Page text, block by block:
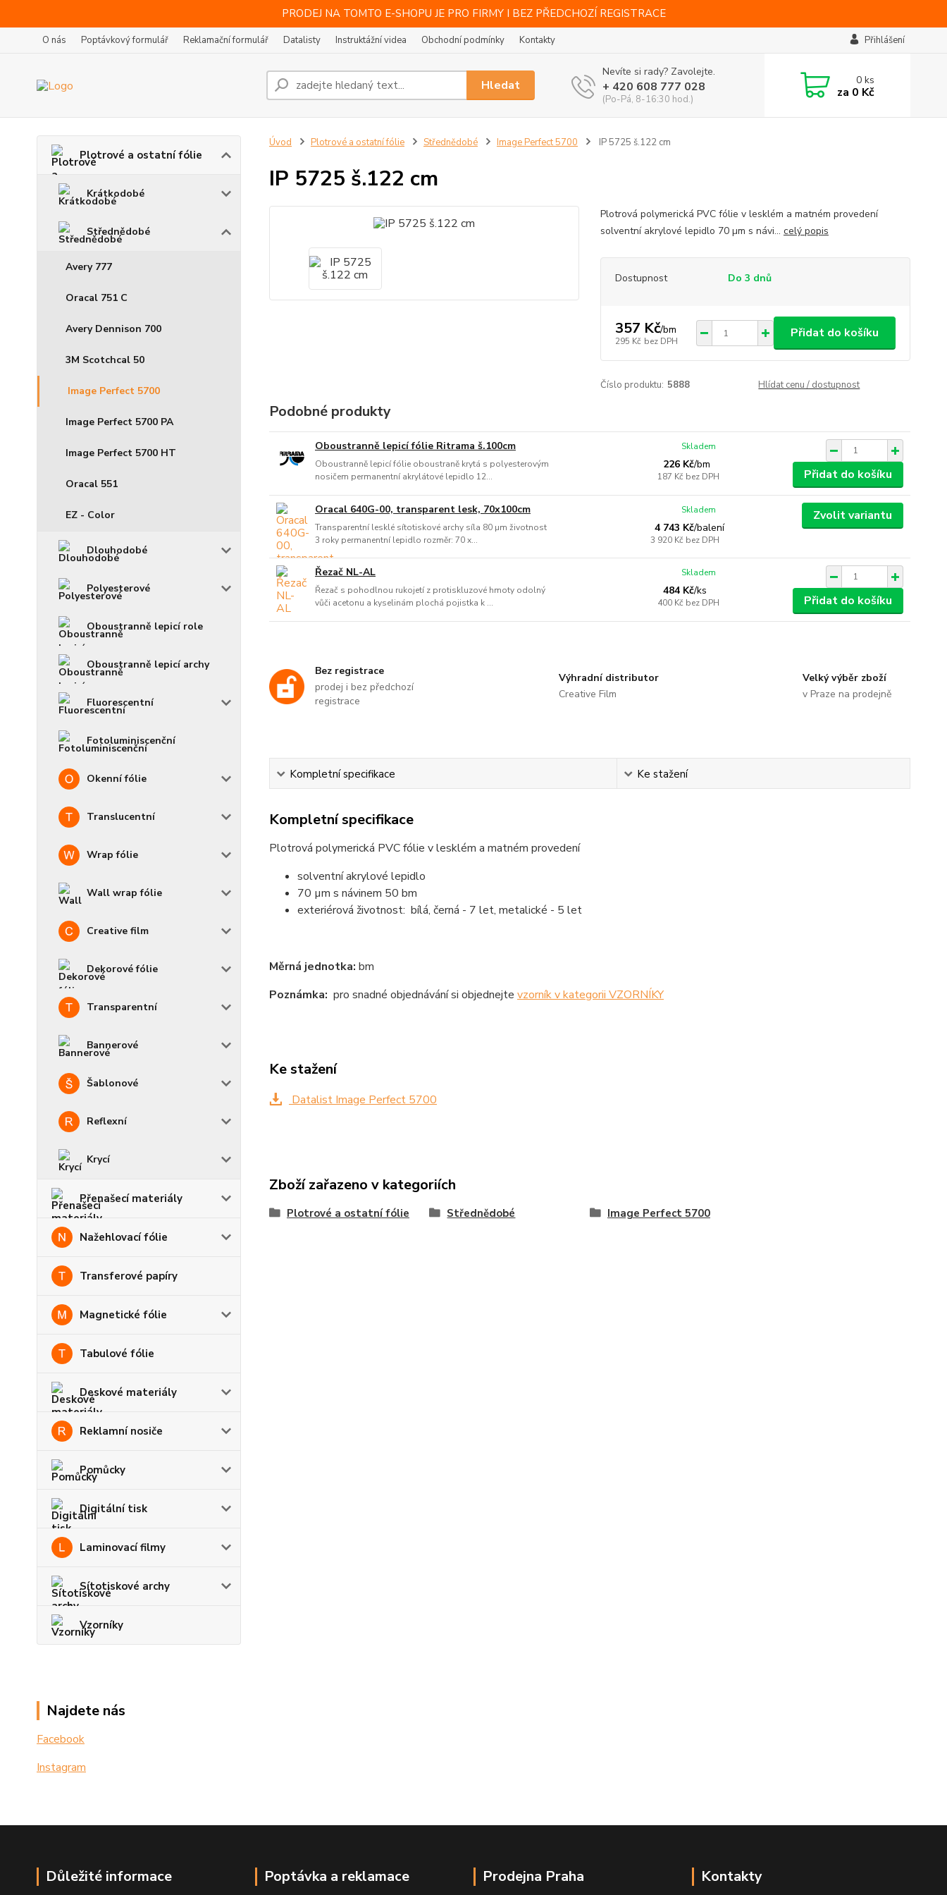
PRODEJ NA TOMTO E-SHOPU JE PRO FIRMY I BEZ PŘEDCHOZÍ REGISTRACE
O nás Poptávkový formulář Reklamační formulář Datalisty Instruktážní videa Obchodní podmínky Kontakty Přihlášení
Hledat
Nevíte si rady? Zavolejte.
+ 420 608 777 028
(Po-Pá, 8-16:30 hod.)
0ks
za 0 Kč
Plotrové a ostatní fólie
Krátkodobé
Střednědobé
Avery 777
Oracal 751 C
Avery Dennison 700
3M Scotchcal 50
Image Perfect 5700
Image Perfect 5700 PA
Image Perfect 5700 HT
Oracal 551
EZ - Color
Dlouhodobé
Polyesterové
Oboustranně lepicí role
Oboustranně lepicí archy
Fluorescentní
Fotoluminiscenční
Okenní fólie
Translucentní
Wrap fólie
Wall wrap fólie
Creative film
Dekorové fólie
Transparentní
Bannerové
Šablonové
Reflexní
Krycí
Přenašecí materiály
Nažehlovací fólie
Transferové papíry
Magnetické fólie
Tabulové fólie
Deskové materiály
Reklamní nosiče
Pomůcky
Digitální tisk
Laminovací filmy
Sítotiskové archy
Vzorníky
Najdete nás
Facebook
Instagram
Úvod Plotrové a ostatní fólie Střednědobé Image Perfect 5700 IP 5725 š.122 cm
IP 5725 š.122 cm
Plotrová polymerická PVC fólie v lesklém a matném provedení
solventní akrylové lepidlo 70 µm s návi... celý popis
Dostupnost Do 3 dnů
357 Kč/bm
295 Kč bez DPH
Přidat do košíku
Číslo produktu: 5888 Hlídat cenu / dostupnost
Podobné produkty
Oboustranně lepicí fólie Ritrama š.100cm
Oboustranně lepicí fólie oboustraně krytá s polyesterovým
nosičem permanentní akrylátové lepidlo 12...
226 Kč/bm
187 Kč bez DPH
Skladem
Přidat do košíku
Oracal 640G-00, transparent lesk, 70x100cm
Transparentní lesklé sítotiskové archy síla 80 µm životnost
3 roky permanentní lepidlo rozměr: 70 x...
4 743 Kč/balení
3 920 Kč bez DPH
Skladem Zvolit variantu
Řezač NL-AL
Řezač s pohodlnou rukojetí z protiskluzové hmoty odolný
vůči acetonu a kyselinám plochá pojistka k ...
484 Kč/ks
400 Kč bez DPH
Skladem
Přidat do košíku
Bez registrace
prodej i bez předchozí
registrace
Výhradní distributor
Creative Film
Velký výběr zboží
v Praze na prodejně
Kompletní specifikace Ke stažení
Kompletní specifikace
Plotrová polymerická PVC fólie v lesklém a matném provedení
solventní akrylové lepidlo
70 µm s návinem 50 bm
exteriérová životnost: bílá, černá - 7 let, metalické - 5 let
Měrná jednotka: bm
Poznámka: pro snadné objednávání si objednejte vzorník v kategorii VZORNÍKY
Ke stažení
Datalist Image Perfect 5700
Zboží zařazeno v kategoriích
Plotrové a ostatní fólie Střednědobé Image Perfect 5700
Důležité informace Poptávka a reklamace Prodejna Praha Kontakty